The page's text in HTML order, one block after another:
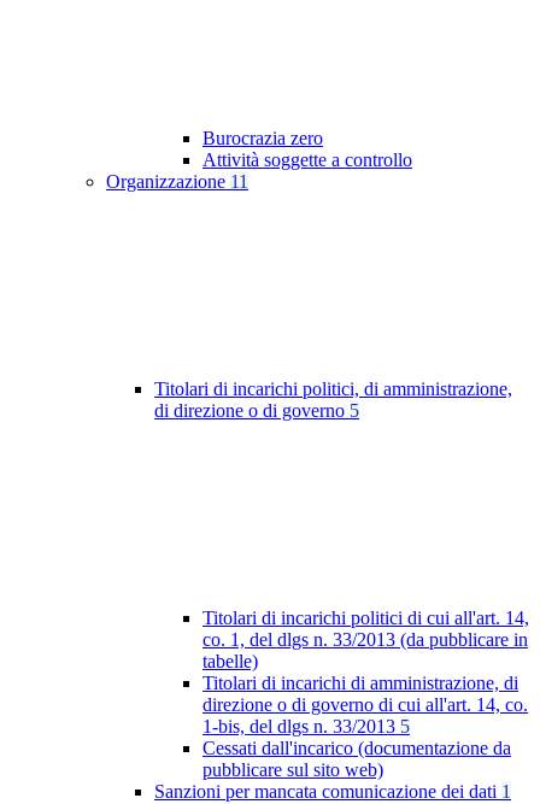
Burocrazia zero
Attività soggette a controllo
Organizzazione 11
Titolari di incarichi politici, di amministrazione,
di direzione o di governo 5
Titolari di incarichi politici di cui all'art. 14,
co. 1, del dlgs n. 33/2013 (da pubblicare in
tabelle)
Titolari di incarichi di amministrazione, di
direzione o di governo di cui all'art. 14, co.
1-bis, del dlgs n. 33/2013 5
Cessati dall'incarico (documentazione da
pubblicare sul sito web)
Sanzioni per mancata comunicazione dei dati 1